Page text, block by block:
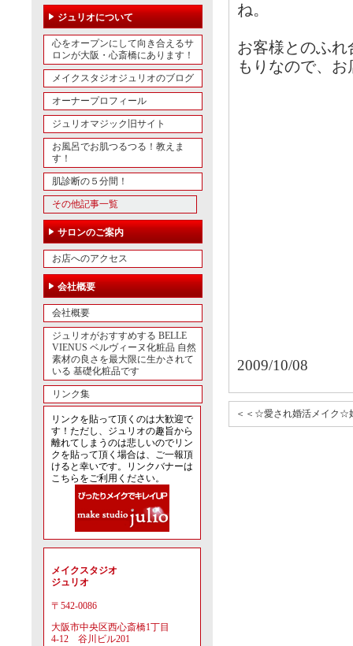
ね。
お客様とのふ
もりなので、
2009/10/08
＜＜☆愛され婚活メイク☆
ジュリオについて
心をオープンにして向き合えるサ
ロンが大阪・心斎橋にあります！
メイクスタジオジュリオのブログ
オーナープロフィール
ジュリオマジック旧サイト
お風呂でお肌つるつる！教えま
す！
肌診断の５分間！
その他記事一覧
サロンのご案内
お店へのアクセス
会社概要
会社概要
ジュリオがおすすめする BELLE
VIENUS ベルヴィーヌ化粧品 自然
素材の良さを最大限に生かされて
いる 基礎化粧品です
リンク集
リンクを貼って頂くのは大歓迎で
す！ただし、ジュリオの趣旨から
離れてしまうのは悲しいのでリン
クを貼って頂く場合は、ご一報頂
けると幸いです。リンクバナーは
こちらをご利用ください。
メイクスタジオ
ジュリオ
〒542-0086
大阪市中央区西心斎橋1丁目
4-12 谷川ビル201